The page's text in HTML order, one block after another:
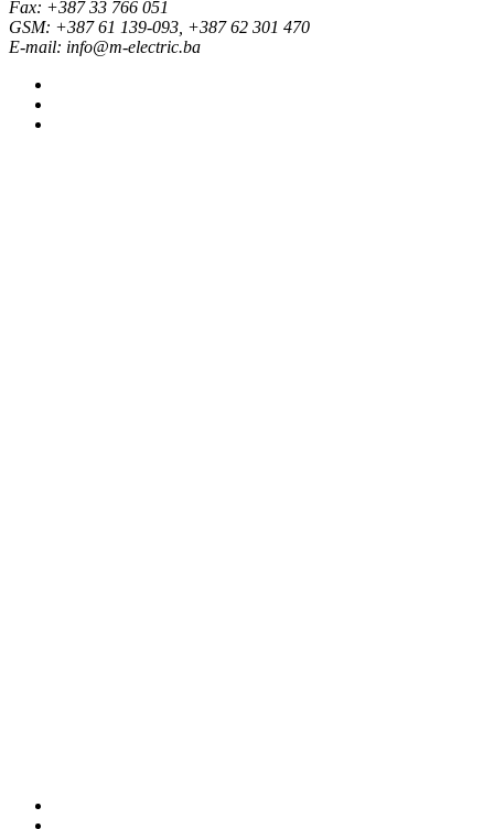
Fax: +387 33 766 051
GSM: +387 61 139-093, +387 62 301 470
E-mail: info@m-electric.ba